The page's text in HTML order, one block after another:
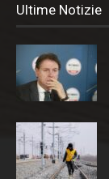
Ultime Notizie